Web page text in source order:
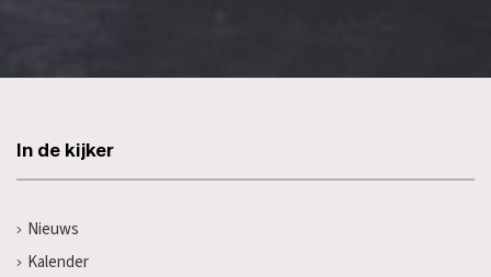
In de kijker
Nieuws
Kalender